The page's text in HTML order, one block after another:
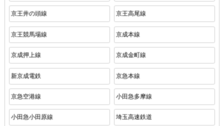
京王井の頭線 京王高尾線
京王競馬場線 京成本線
京成押上線 京成金町線
新京成電鉄 京急本線
京急空港線 小田急多摩線
小田急小田原線 埼玉高速鉄道